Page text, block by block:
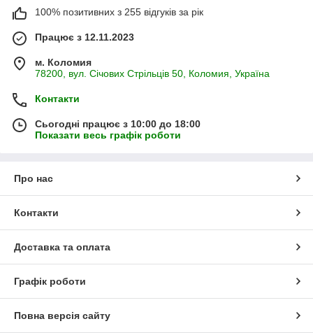
100% позитивних з 255 відгуків за рік
Працює з 12.11.2023
м. Коломия
78200, вул. Січових Стрільців 50, Коломия, Україна
Контакти
Сьогодні працює з 10:00 до 18:00
Показати весь графік роботи
Про нас
Контакти
Доставка та оплата
Графік роботи
Повна версія сайту